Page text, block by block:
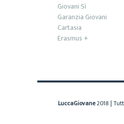
Giovani Sì
Garanzia Giovani
Cartasia
Erasmus +
LuccaGiovane2018 |